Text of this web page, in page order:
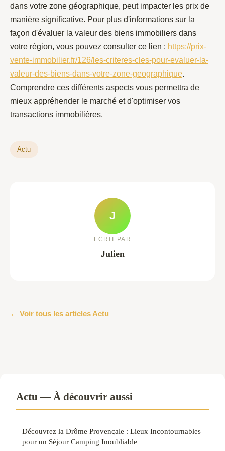
dans votre zone géographique, peut impacter les prix de
manière significative. Pour plus d'informations sur la
façon d'évaluer la valeur des biens immobiliers dans
votre région, vous pouvez consulter ce lien : https://prix-
vente-immobilier.fr/126/les-criteres-cles-pour-evaluer-la-
valeur-des-biens-dans-votre-zone-geographique.
Comprendre ces différents aspects vous permettra de
mieux appréhender le marché et d'optimiser vos
transactions immobilières.
Actu
J
ECRIT PAR
Julien
← Voir tous les articles Actu
Actu — À découvrir aussi
Découvrez la Drôme Provençale : Lieux Incontournables
pour un Séjour Camping Inoubliable